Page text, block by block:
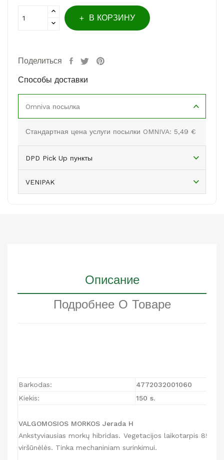
В КОРЗИНУ
Поделиться
Способы доставки
Omniva посылка
Стандартная цена услуги посылки OMNIVA: 5,49 €
DPD Pick Up пункты
VENIPAK
Описание
Подробнее О Товаре
Barkodas:
4772032001060
Kiekis:
150 s.
VALGOMOSIOS MORKOS Jerada H
Ankstyviausias morkų hibridas. Vegetacijos laikotarpis 85-
viršūnėlės. Tinka mechaniniam surinkimui.